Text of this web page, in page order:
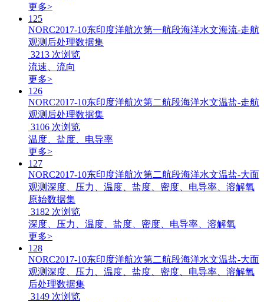
更多>
125
NORC2017-10东印度洋航次第一航段海洋水文海流-走航
观测后处理数据集
3213 次浏览
流速、流向
更多>
126
NORC2017-10东印度洋航次第二航段海洋水文温盐-走航
观测后处理数据集
3106 次浏览
温度、盐度、电导率
更多>
127
NORC2017-10东印度洋航次第二航段海洋水文温盐-大面
观测深度、压力、温度、盐度、密度、电导率、溶解氧
原始数据集
3182 次浏览
深度、压力、温度、盐度、密度、电导率、溶解氧
更多>
128
NORC2017-10东印度洋航次第二航段海洋水文温盐-大面
观测深度、压力、温度、盐度、密度、电导率、溶解氧
后处理数据集
3149 次浏览